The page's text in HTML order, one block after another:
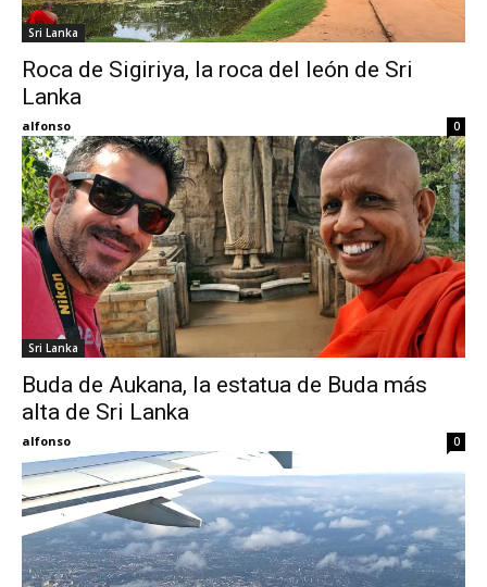
Sri Lanka
Roca de Sigiriya, la roca del león de Sri
Lanka
alfonso 0
Sri Lanka
Buda de Aukana, la estatua de Buda más
alta de Sri Lanka
alfonso 0